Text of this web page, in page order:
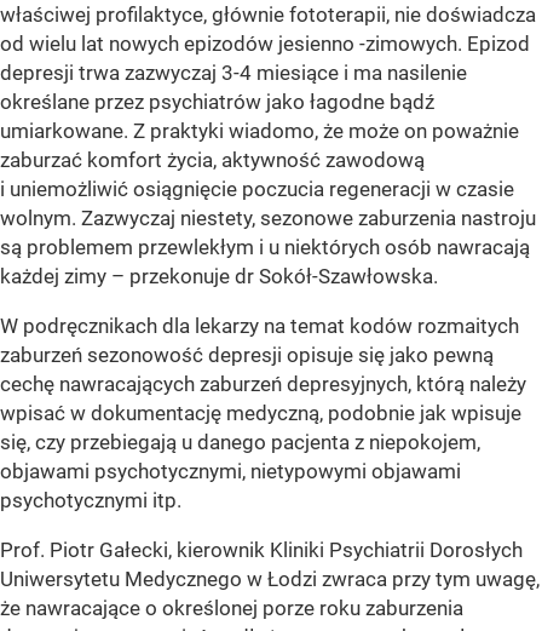
właściwej profilaktyce, głównie fototerapii, nie doświadcza
od wielu lat nowych epizodów jesienno -zimowych. Epizod
depresji trwa zazwyczaj 3-4 miesiące i ma nasilenie
określane przez psychiatrów jako łagodne bądź
umiarkowane. Z praktyki wiadomo, że może on poważnie
zaburzać komfort życia, aktywność zawodową
i uniemożliwić osiągnięcie poczucia regeneracji w czasie
wolnym. Zazwyczaj niestety, sezonowe zaburzenia nastroju
są problemem przewlekłym i u niektórych osób nawracają
każdej zimy – przekonuje dr Sokół-Szawłowska.
W podręcznikach dla lekarzy na temat kodów rozmaitych
zaburzeń sezonowość depresji opisuje się jako pewną
cechę nawracających zaburzeń depresyjnych, którą należy
wpisać w dokumentację medyczną, podobnie jak wpisuje
się, czy przebiegają u danego pacjenta z niepokojem,
objawami psychotycznymi, nietypowymi objawami
psychotycznymi itp.
Prof. Piotr Gałecki, kierownik Kliniki Psychiatrii Dorosłych
Uniwersytetu Medycznego w Łodzi zwraca przy tym uwagę,
że nawracające o określonej porze roku zaburzenia